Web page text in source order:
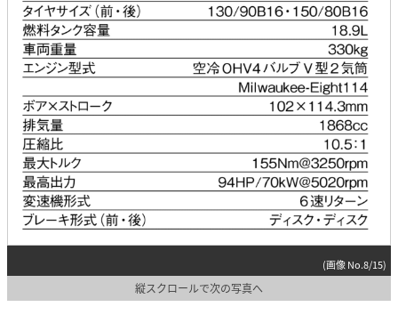
(画像 No.8/15)
縦スクロールで次の写真へ